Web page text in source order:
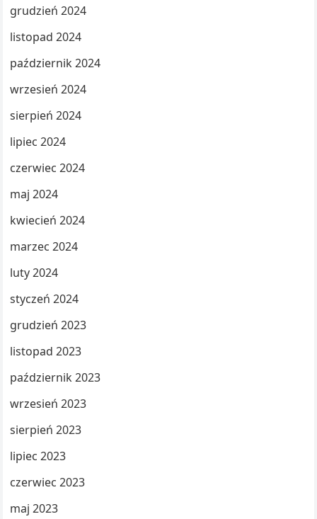
grudzień 2024
listopad 2024
październik 2024
wrzesień 2024
sierpień 2024
lipiec 2024
czerwiec 2024
maj 2024
kwiecień 2024
marzec 2024
luty 2024
styczeń 2024
grudzień 2023
listopad 2023
październik 2023
wrzesień 2023
sierpień 2023
lipiec 2023
czerwiec 2023
maj 2023